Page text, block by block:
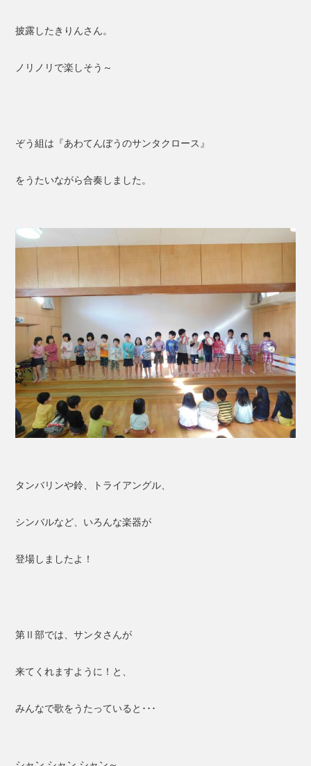
披露したきりんさん。
ノリノリで楽しそう～
ぞう組は『あわてんぼうのサンタクロース』
をうたいながら合奏しました。
タンバリンや鈴、トライアングル、
シンバルなど、いろんな楽器が
登場しましたよ！
第Ⅱ部では、サンタさんが
来てくれますように！と、
みんなで歌をうたっていると･･･